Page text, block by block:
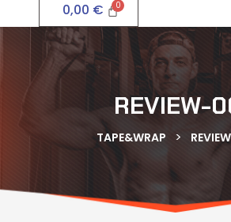
0,00 €
REVIEW-
TAPE&WRAP >